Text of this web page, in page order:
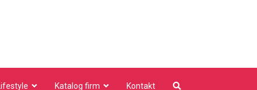
Lifestyle Katalog firm Kontakt